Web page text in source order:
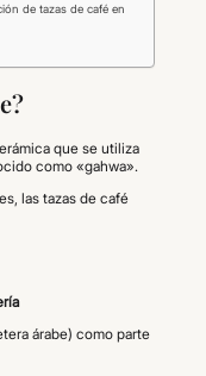
de tazas de café en
que se utiliza
como «gahwa».
las tazas de café
árabe) como parte